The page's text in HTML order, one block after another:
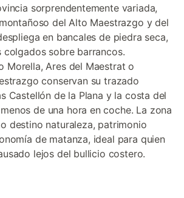
sorprendentemente variada,
del Alto Maestrazgo y del
en bancales de piedra seca,
colgados sobre barrancos.
Morella, Ares del Maestrat o
conservan su trazado
Castellón de la Plana y la costa del
de una hora en coche. La zona
destino naturaleza, patrimonio
de matanza, ideal para quien
lejos del bullicio costero.